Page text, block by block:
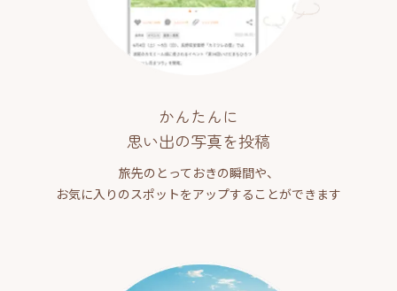
かんたんに
思い出の写真を投稿
旅先のとっておきの瞬間や、
お気に入りのスポットをアップすることができます